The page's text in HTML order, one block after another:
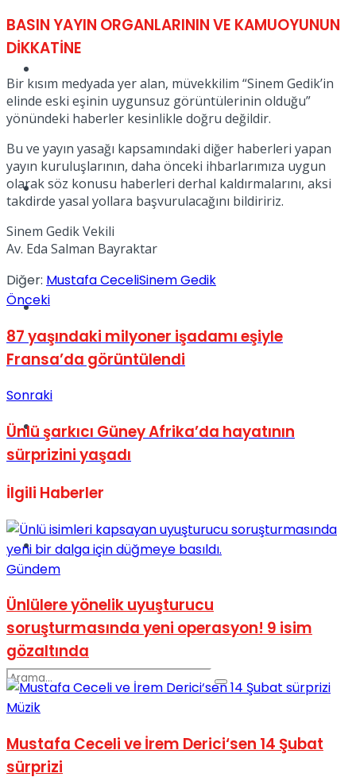
Sinema
Tatil
Spor
Podcast
View All Result
BASIN YAYIN ORGANLARININ VE KAMUOYUNUN
DİKKATİNE
Bir kısım medyada yer alan, müvekkilim “Sinem Gedik’in
elinde eski eşinin uygunsuz görüntülerinin olduğu”
yönündeki haberler kesinlikle doğru değildir.
Bu ve yayın yasağı kapsamındaki diğer haberleri yapan
yayın kuruluşlarının, daha önceki ihbarlarımıza uygun
olarak söz konusu haberleri derhal kaldırmalarını, aksi
takdirde yasal yollara başvurulacağını bildiririz.
Sinem Gedik Vekili
Av. Eda Salman Bayraktar
Diğer: Mustafa CeceliSinem Gedik
Önceki
87 yaşındaki milyoner işadamı eşiyle
Fransa’da görüntülendi
Sonraki
Ünlü şarkıcı Güney Afrika’da hayatının
sürprizini yaşadı
İlgili Haberler
Gündem
Ünlülere yönelik uyuşturucu
soruşturmasında yeni operasyon! 9 isim
gözaltında
Müzik
Mustafa Ceceli ve İrem Derici‘sen 14 Şubat
sürprizi